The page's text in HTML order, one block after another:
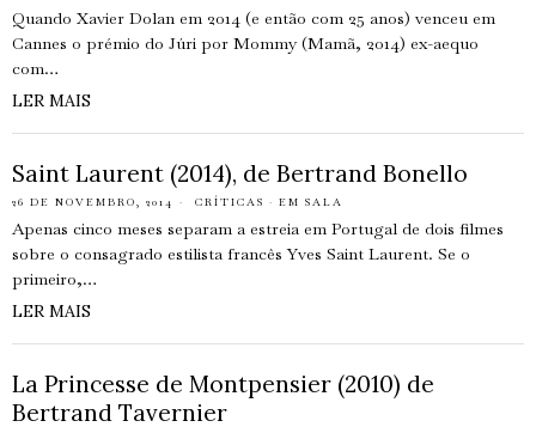
Quando Xavier Dolan em 2014 (e então com 25 anos) venceu em
Cannes o prémio do Júri por Mommy (Mamã, 2014) ex-aequo
com…
LER MAIS
Saint Laurent (2014), de Bertrand Bonello
26 DE NOVEMBRO, 2014 CRÍTICAS · EM SALA
Apenas cinco meses separam a estreia em Portugal de dois filmes
sobre o consagrado estilista francês Yves Saint Laurent. Se o
primeiro,…
LER MAIS
La Princesse de Montpensier (2010) de
Bertrand Tavernier